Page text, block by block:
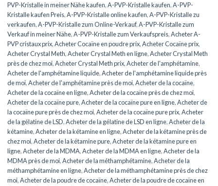
PVP-Kristalle in meiner Nähe kaufen,A-PVP-Kristalle kaufen,A-PVP-
Kristalle kaufen Preis,A-PVP-Kristalle online kaufen,A-PVP-Kristalle zu
verkaufen,A-PVP-Kristalle zum Online-Verkauf,A-PVP-Kristalle zum
Verkauf in meiner Nähe,A-PVP-Kristalle zum Verkaufspreis,Acheter A-
PVP cristaux prix,Acheter Cocaïne en poudre prix,Acheter Cocaïne prix,
Acheter Crystal Meth,Acheter Crystal Meth en ligne,Acheter Crystal Meth
près de chez moi,Acheter Crystal Meth prix,Acheter de l'amphétamine,
Acheter de l'amphétamine liquide,Acheter de l'amphétamine liquide près
de moi,Acheter de l'amphétamine près de moi,Acheter de la cocaïne,
Acheter de la cocaïne en ligne,Acheter de la cocaïne près de chez moi,
Acheter de la cocaïne pure,Acheter de la cocaïne pure en ligne,Acheter de
la cocaïne pure près de chez moi,Acheter de la cocaïne pure prix,Acheter
de la gélatine de LSD,Acheter de la gélatine de LSD en ligne,Acheter de la
kétamine,Acheter de la kétamine en ligne,Acheter de la kétamine près de
chez moi,Acheter de la kétamine pure,Acheter de la kétamine pure en
ligne,Acheter de la MDMA,Acheter de la MDMA en ligne,Acheter de la
MDMA près de moi,Acheter de la méthamphétamine,Acheter de la
méthamphétamine en ligne,Acheter de la méthamphétamine près de chez
moi,Acheter de la poudre de cocaïne,Acheter de la poudre de cocaïne en